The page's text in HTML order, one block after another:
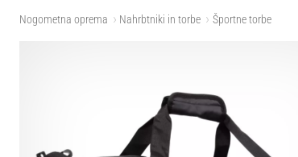
Nogometna oprema Nahrbtniki in torbe Športne torbe